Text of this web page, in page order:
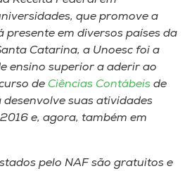
que promove a
presente em diversos países da
Catarina, a Unoesc foi a
ensino superior a aderir ao
de Ciências Contábeis de
suas atividades
e, agora, também em
pelo NAF são gratuitos e